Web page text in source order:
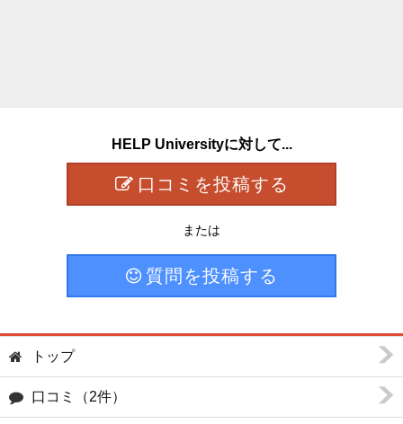
HELP Universityに対して...
口コミを投稿する
または
質問を投稿する
トップ
口コミ（2件）